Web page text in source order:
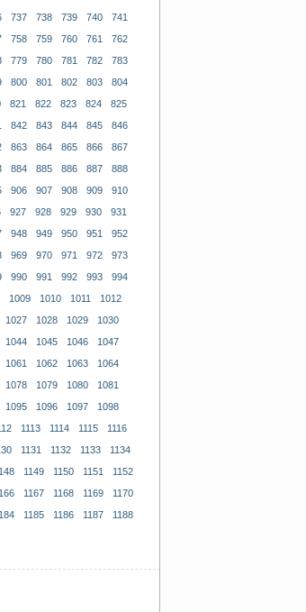
737 738 739 740
741
758 759 760 761
762
779 780 781 782
783
800 801 802 803
804
821 822 823 824
825
842 843 844 845
846
863 864 865 866
867
884 885 886 887
888
906 907 908 909
910
927 928 929 930
931
948 949 950 951
952
969 970 971 972
973
990 991 992 993
994
1009 1010 1011
1012
1027 1028 1029
1030
1044 1045 1046
1047
1061 1062 1063
1064
1078 1079 1080
1081
1095 1096 1097
1098
1113 1114 1115
1116
1131 1132 1133
1134
1149 1150 1151
1152
1167 1168 1169
1170
1185 1186 1187
1188